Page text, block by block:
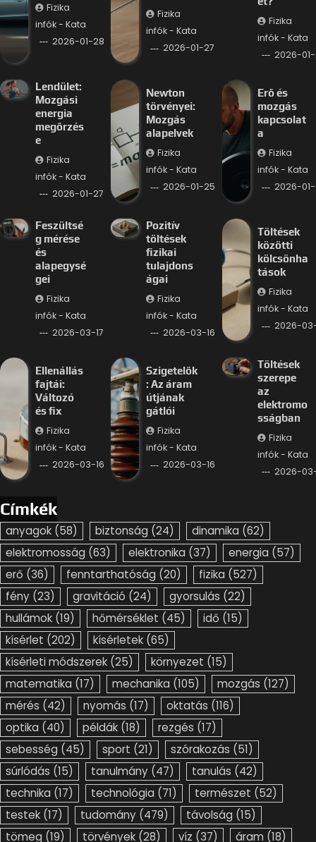
Fizika
infók - Kata
2026-01-28
Fizika
infók - Kata
2026-01-27
Fizika
infók - Kata
2026-
Lendület:
Mozgási
energia
megőrzés
e
Fizika
infók - Kata
2026-01-27
Newton
törvényei:
Mozgás
alapelvek
Fizika
infók - Kata
2026-01-25
Erő és
mozgás
kapcsolat
a
Fizika
infók - Kata
2026-
Feszültsé
g mérése
és
alapegysé
gei
Fizika
infók - Kata
2026-03-17
Pozitív
töltések
fizikai
tulajdons
ágai
Fizika
infók - Kata
2026-03-16
Töltések
közötti
kölcsönha
tások
Fizika
infók - Kata
2026-
Ellenállás
fajtái:
Változó
és fix
Fizika
infók - Kata
2026-03-16
Szigetelők
: Az áram
útjának
gátlói
Fizika
infók - Kata
2026-03-16
Töltések
szerepe
az
elektromo
sságban
Fizika
infók - Kata
2026-
Címkék
anyagok (58) biztonság (24) dinamika (62)
elektromosság (63) elektronika (37) energia (57)
erő (36) fenntarthatóság (20) fizika (527)
fény (23) gravitáció (24) gyorsulás (22)
hullámok (19) hőmérséklet (45) idő (15)
kísérlet (202) kísérletek (65)
kísérleti módszerek (25) környezet (15)
matematika (17) mechanika (105) mozgás (127)
mérés (42) nyomás (17) oktatás (116)
optika (40) példák (18) rezgés (17)
sebesség (45) sport (21) szórakozás (51)
súrlódás (15) tanulmány (47) tanulás (42)
technika (17) technológia (71) természet (52)
testek (17) tudomány (479) távolság (15)
tömeg (19) törvények (28) víz (37) áram (18)